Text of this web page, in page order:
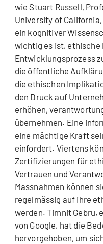
wie Stuart Russell,
University of
ein kognitiver
wichtig es ist, ethische
Entwicklungsprozess
die öffentliche
die ethischen
den Druck auf
erhöhen,
übernehmen. Eine
eine mächtige Kraft
einfordert. Viertens
Zertifizierungen für
Vertrauen und
Massnahmen können
regelmässig auf ihre
werden. Timnit Gebru,
von Google, hat die
hervorgehoben, um